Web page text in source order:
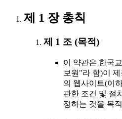
제 1 장 총칙
제 1 조 (목적)
이 약관은 한국
보원"라 함)이
의 웹사이트(이
관한 조건 및 절
정하는 것을 목